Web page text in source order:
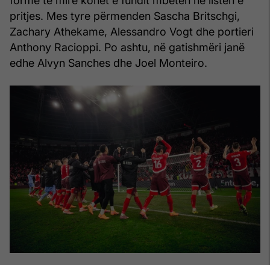
pritjes. Mes tyre përmenden Sascha Britschgi,
Zachary Athekame, Alessandro Vogt dhe portieri
Anthony Racioppi. Po ashtu, në gatishmëri janë
edhe Alvyn Sanches dhe Joel Monteiro.